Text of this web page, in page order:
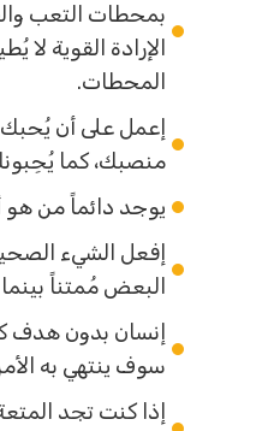
بمحطات التعب
الإرادة القوية
المحطات.
إعمل على أن يُحبك
منصبك، كما
يوجد دائماً من
إفعل الشيء
البعض مُمتناً
إنسان بدون هدف
سوف ينتهي به
إذا كنت تجد